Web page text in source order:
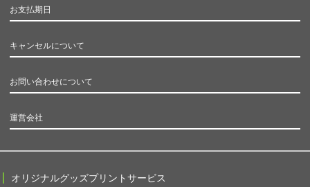
お支払期日
キャンセルについて
お問い合わせについて
運営会社
オリジナルグッズプリントサービス